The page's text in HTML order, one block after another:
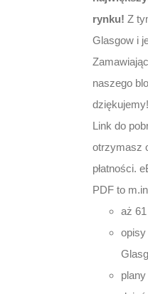
rynku! Z
Glasgow i
naszego
Link do
otrzymasz
płatności.
PDF to
aż